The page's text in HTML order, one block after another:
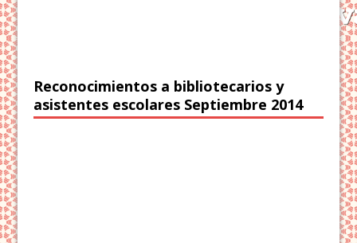
Reconocimientos a bibliotecarios y
asistentes escolares Septiembre 2014